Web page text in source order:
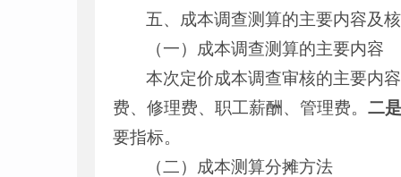
五、成本调查测算的主要内容及
（一）成本调查测算的主要内容
本次定价成本调查审核的主要内
费、修理费、职工薪酬、管理费。 二是
要指标。
（二）成本测算分摊方法